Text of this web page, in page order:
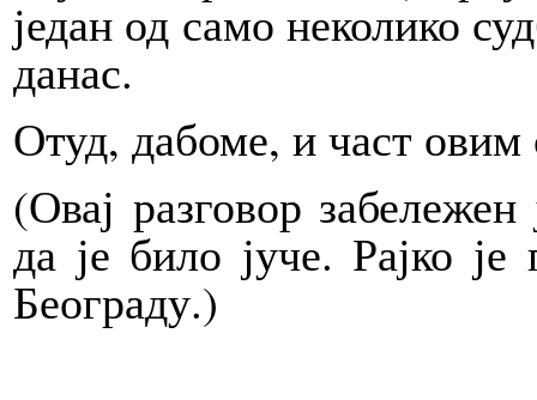
један од само неколико
данас.
Отуд, дабоме, и част овим
(Овај разговор
да је било јуче. Рајко
Београду.)